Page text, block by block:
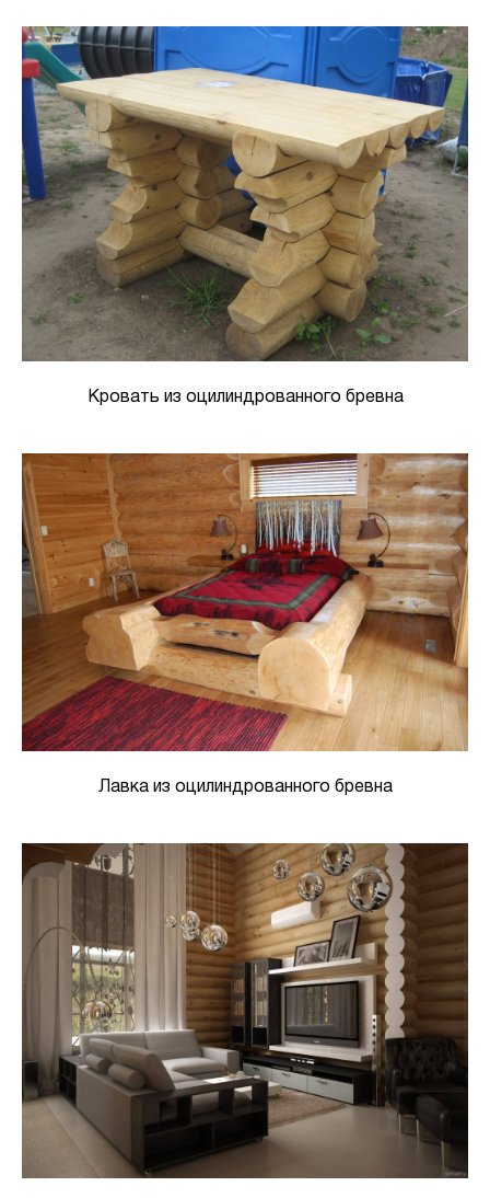
Кровать из оцилиндрованного бревна
Лавка из оцилиндрованного бревна